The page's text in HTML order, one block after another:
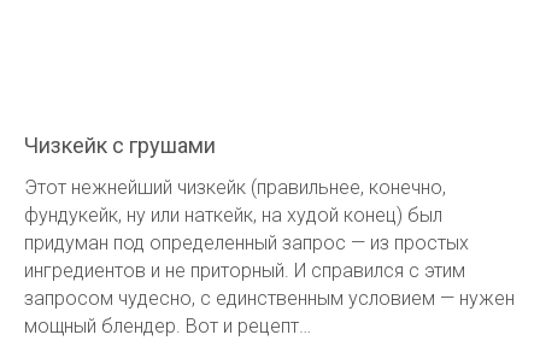
Чизкейк с грушами
Этот нежнейший чизкейк (правильнее, конечно,
фундукейк, ну или наткейк, на худой конец) был
придуман под определенный запрос — из простых
ингредиентов и не приторный. И справился с этим
запросом чудесно, с единственным условием — нужен
мощный блендер. Вот и рецепт…